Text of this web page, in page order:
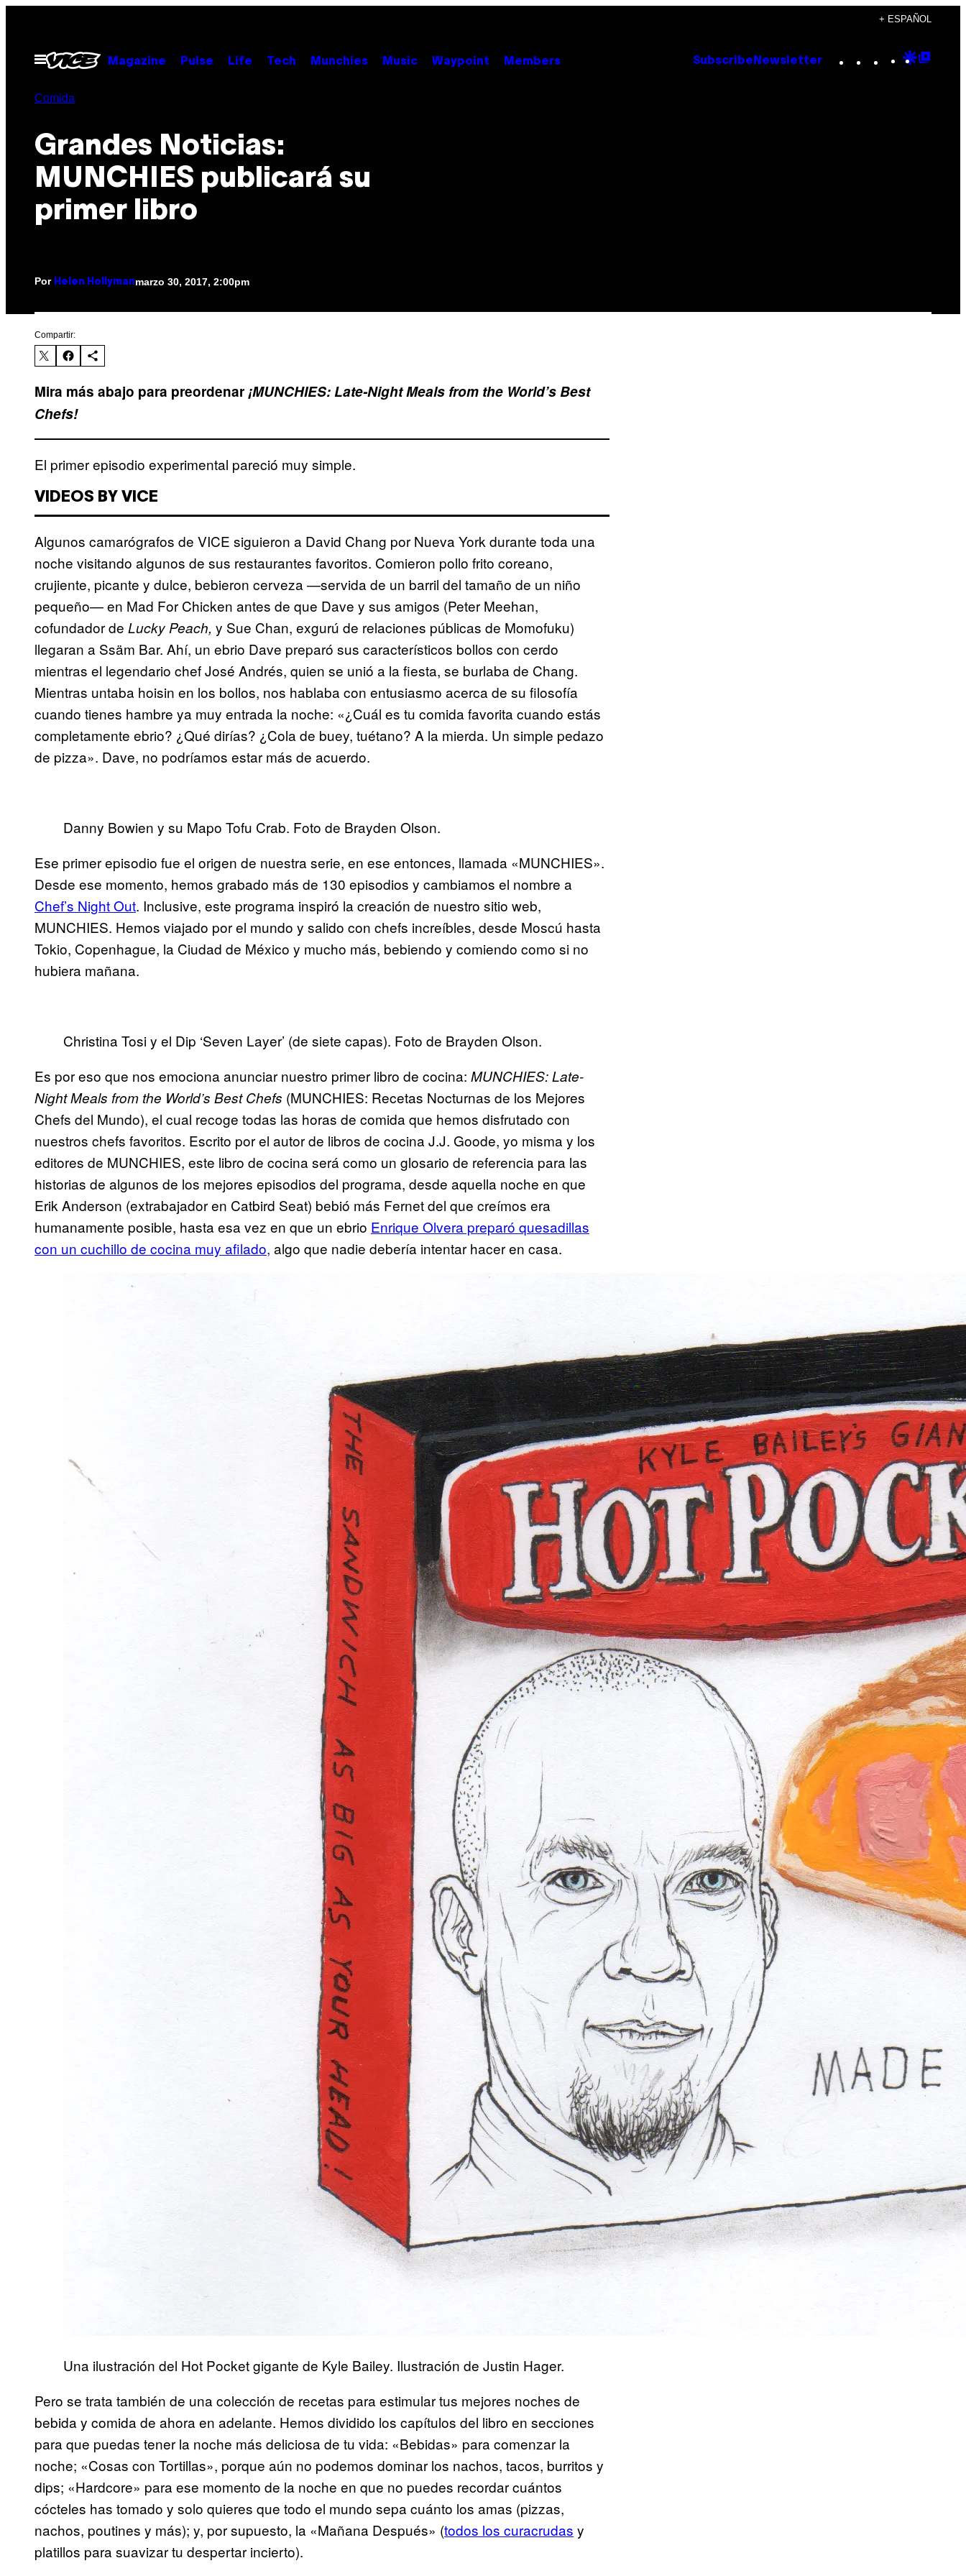
contenido
+ ESPAÑOL
Abrir
Menú
Magazine Pulse Life Tech Munchies Music Waypoint Members Subscribe Newsletter Instagram
TikTok
YouTube
Google
Comida
Grandes Noticias:
MUNCHIES publicará su
primer libro
Por Helen Hollymanmarzo 30, 2017, 2:00pm
Compartir:
Mira más abajo para preordenar ¡MUNCHIES: Late-Night Meals from the World’s Best
Chefs!
El primer episodio experimental pareció muy simple.
VIDEOS BY VICE
Algunos camarógrafos de VICE siguieron a David Chang por Nueva York durante toda una
noche visitando algunos de sus restaurantes favoritos. Comieron pollo frito coreano,
crujiente, picante y dulce, bebieron cerveza —servida de un barril del tamaño de un niño
pequeño— en Mad For Chicken antes de que Dave y sus amigos (Peter Meehan,
cofundador de Lucky Peach, y Sue Chan, exgurú de relaciones públicas de Momofuku)
llegaran a Ssäm Bar. Ahí, un ebrio Dave preparó sus característicos bollos con cerdo
mientras el legendario chef José Andrés, quien se unió a la fiesta, se burlaba de Chang.
Mientras untaba hoisin en los bollos, nos hablaba con entusiasmo acerca de su filosofía
cuando tienes hambre ya muy entrada la noche: «¿Cuál es tu comida favorita cuando estás
completamente ebrio? ¿Qué dirías? ¿Cola de buey, tuétano? A la mierda. Un simple pedazo
de pizza». Dave, no podríamos estar más de acuerdo.
Danny Bowien y su Mapo Tofu Crab. Foto de Brayden Olson.
Ese primer episodio fue el origen de nuestra serie, en ese entonces, llamada «MUNCHIES».
Desde ese momento, hemos grabado más de 130 episodios y cambiamos el nombre a
Chef’s Night Out. Inclusive, este programa inspiró la creación de nuestro sitio web,
MUNCHIES. Hemos viajado por el mundo y salido con chefs increíbles, desde Moscú hasta
Tokio, Copenhague, la Ciudad de México y mucho más, bebiendo y comiendo como si no
hubiera mañana.
Christina Tosi y el Dip ‘Seven Layer’ (de siete capas). Foto de Brayden Olson.
Es por eso que nos emociona anunciar nuestro primer libro de cocina: MUNCHIES: Late-
Night Meals from the World’s Best Chefs (MUNCHIES: Recetas Nocturnas de los Mejores
Chefs del Mundo), el cual recoge todas las horas de comida que hemos disfrutado con
nuestros chefs favoritos. Escrito por el autor de libros de cocina J.J. Goode, yo misma y los
editores de MUNCHIES, este libro de cocina será como un glosario de referencia para las
historias de algunos de los mejores episodios del programa, desde aquella noche en que
Erik Anderson (extrabajador en Catbird Seat) bebió más Fernet del que creímos era
humanamente posible, hasta esa vez en que un ebrio Enrique Olvera preparó quesadillas
con un cuchillo de cocina muy afilado, algo que nadie debería intentar hacer en casa.
Una ilustración del Hot Pocket gigante de Kyle Bailey. Ilustración de Justin Hager.
Pero se trata también de una colección de recetas para estimular tus mejores noches de
bebida y comida de ahora en adelante. Hemos dividido los capítulos del libro en secciones
para que puedas tener la noche más deliciosa de tu vida: «Bebidas» para comenzar la
noche; «Cosas con Tortillas», porque aún no podemos dominar los nachos, tacos, burritos y
dips; «Hardcore» para ese momento de la noche en que no puedes recordar cuántos
cócteles has tomado y solo quieres que todo el mundo sepa cuánto los amas (pizzas,
nachos, poutines y más); y, por supuesto, la «Mañana Después» (todos los curacrudas y
platillos para suavizar tu despertar incierto).